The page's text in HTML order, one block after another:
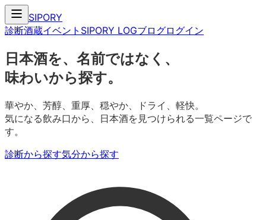
SIPORY
診断酒蔵イベント SIPORY LOGブログログイン
日本酒を、名前ではなく、
味わいから探す。
華やか、芳醇、重厚、穏やか、ドライ、軽快。
気になる飲み口から、日本酒を見つけられる一覧ページで
す。
診断から探す気分から探す